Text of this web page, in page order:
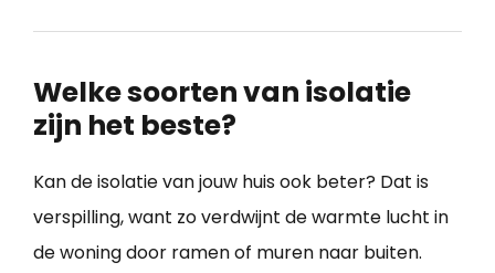
Welke soorten van isolatie
zijn het beste?
Kan de isolatie van jouw huis ook beter? Dat is
verspilling, want zo verdwijnt de warmte lucht in
de woning door ramen of muren naar buiten.